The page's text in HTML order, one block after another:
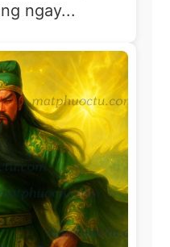
ngay...